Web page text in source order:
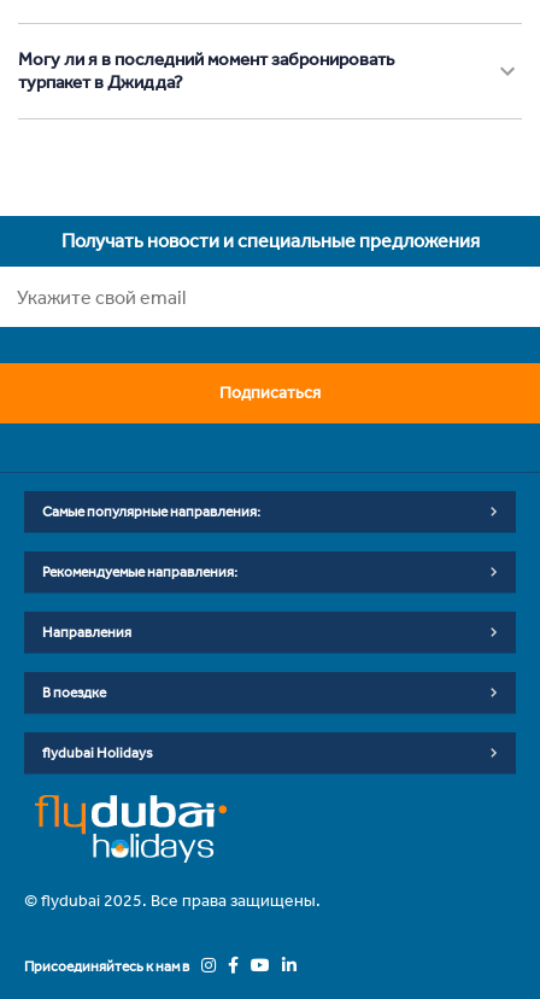
Могу ли я в последний момент забронировать
турпакет в Джидда?
Получать новости и специальные предложения
Подписаться
Самые популярные направления:
Рекомендуемые направления:
Направления
В поездке
flydubai Holidays
© flydubai 2025. Все права защищены.
Присоединяйтесь к нам в